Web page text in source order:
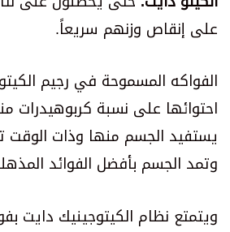
على إنقاص وزنهم سريعاً.
الفواكه المسموحة في رجيم
احتوائها على نسبة كربوهيدرات
يستفيد الجسم منها وذات الوقت
وتمد الجسم بأفضل الفوائد
ويتمتع نظام الكيتوجينيك دايت